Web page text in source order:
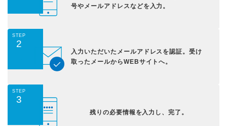
号やメールアドレスなどを入力。
STEP
2
入力いただいた メールアドレスを認証。受け
取ったメールからWEBサイトへ。
STEP
3
残りの必要情報を入力し、完了。